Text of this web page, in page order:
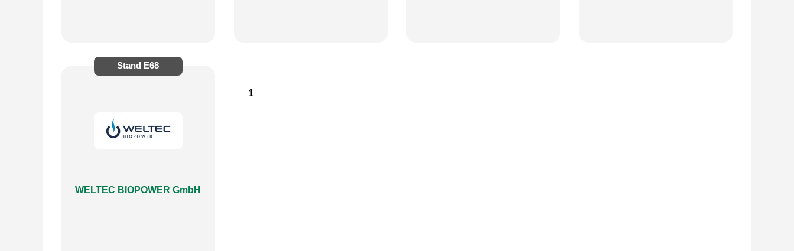
Stand E68
WELTEC BIOPOWER GmbH
1